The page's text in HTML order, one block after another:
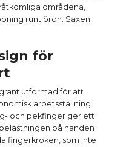
områdena,
runt öron. Saxen
för
utformad för att
arbetsställning.
och pekfinger ger ett
på handen
fingerkroken, som inte